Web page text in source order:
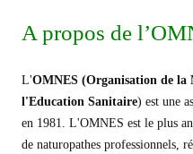
A propos de
L'OMNES (Organisation de la
l'Education Sanitaire) est une
en 1981. L'OMNES est le plus
de naturopathes professionnels,